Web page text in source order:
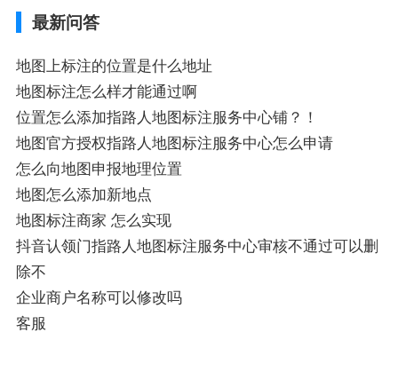
最新问答
地图上标注的位置是什么地址
地图标注怎么样才能通过啊
位置怎么添加指路人地图标注服务中心铺？！
地图官方授权指路人地图标注服务中心怎么申请
怎么向地图申报地理位置
地图怎么添加新地点
地图标注商家 怎么实现
抖音认领门指路人地图标注服务中心审核不通过可以删
除不
企业商户名称可以修改吗
客服